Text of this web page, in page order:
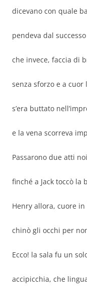
dicevano con quale
pendeva dal
che invece, faccia di
senza sforzo e a cuor
s’era buttato
e la vena scorreva
Passarono due atti
finché a Jack toccò la
Henry allora, cuore
chinò gli occhi per
Ecco! la sala fu un
accipicchia, che